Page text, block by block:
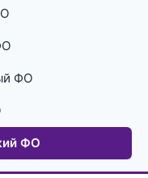
ФО
ФО